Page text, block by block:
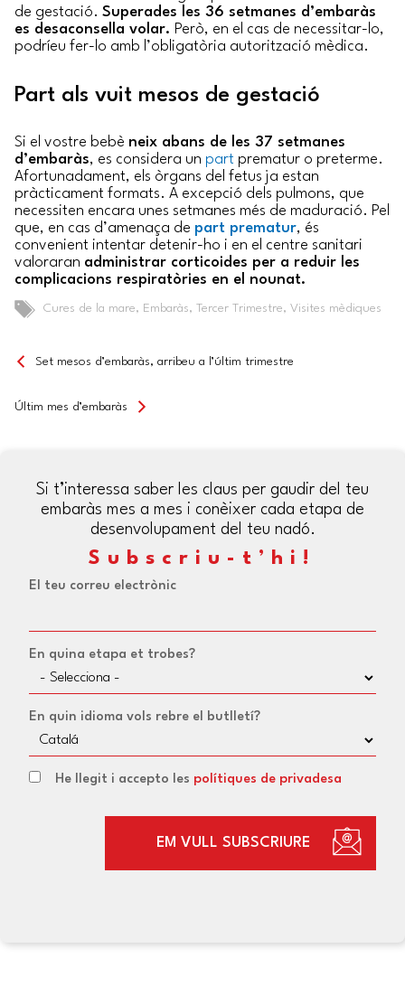
de gestació. Superades les 36 setmanes d’embaràs
es desaconsella volar. Però, en el cas de necessitar-lo,
podríeu fer-lo amb l’obligatòria autorització mèdica.
Part als vuit mesos de gestació
Si el vostre bebè neix abans de les 37 setmanes
d’embaràs, es considera un part prematur o preterme.
Afortunadament, els òrgans del fetus ja estan
pràcticament formats. A excepció dels pulmons, que
necessiten encara unes setmanes més de maduració. Pel
que, en cas d’amenaça de part prematur, és
convenient intentar detenir-ho i en el centre sanitari
valoraran administrar corticoides per a reduir les
complicacions respiratòries en el nounat.
Cures de la mare, Embaràs, Tercer Trimestre, Visites mèdiques
Últim mes d’embaràs
Set mesos d’embaràs, arribeu a l’últim trimestre
Si t’interessa saber les claus per gaudir del teu
embaràs mes a mes i conèixer cada etapa de
desenvolupament del teu nadó.
Subscriu-t’hi!
El teu correu electrònic
En quina etapa et trobes?
En quin idioma vols rebre el butlletí?
He llegit i accepto les polítiques de privadesa
EM VULL SUBSCRIURE